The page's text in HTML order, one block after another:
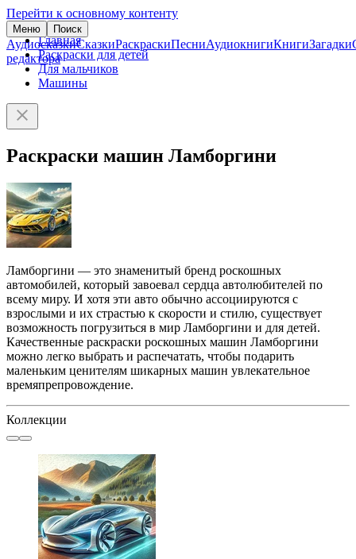
Перейти к основному контенту
Меню Поиск
АудиосказкиСказкиРаскраскиПесниАудиокнигиКнигиЗагадки
редактора
Главная
Раскраски для детей
Для мальчиков
Машины
Раскраски машин Ламборгини
Ламборгини — это знаменитый бренд роскошных
автомобилей, который завоевал сердца автолюбителей по
всему миру. И хотя эти авто обычно ассоциируются с
взрослыми и их страстью к скорости и стилю, существует
возможность погрузиться в мир Ламборгини и для детей.
Качественные раскраски роскошных машин Ламборгини
можно легко выбрать и распечатать, чтобы подарить
маленьким ценителям шикарных машин увлекательное
времяпрепровождение.
Коллекции